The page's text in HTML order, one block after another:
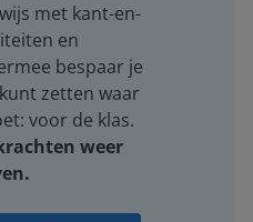
met kant-en-
en
bespaar je
zetten waar
voor de klas.
weer